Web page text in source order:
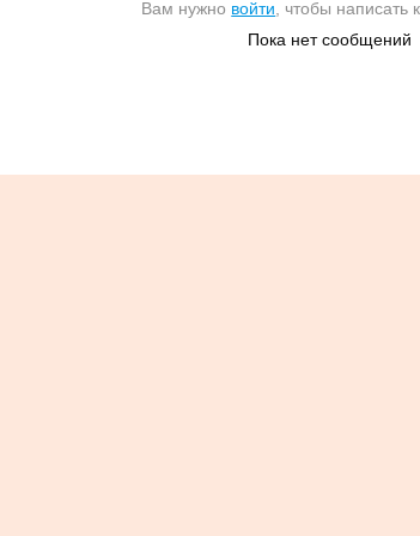
Вам нужно войти, чтобы написать
Пока нет сообщений